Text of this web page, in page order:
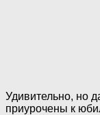
Удивительно, но
приурочены к